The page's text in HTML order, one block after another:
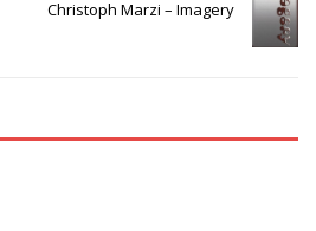
Christoph Marzi – Imagery